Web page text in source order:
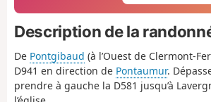
Description de la
De Pontgibaud (à l’Ouest de Clermont-
D941 en direction de Pontaumur.
prendre à gauche la D581 jusqu’à